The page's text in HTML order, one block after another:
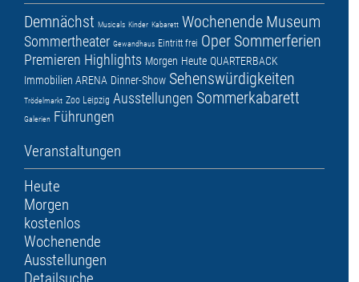
Demnächst Musicals Kinder Kabarett Wochenende Museum
Sommertheater Gewandhaus Eintritt frei Oper Sommerferien
Premieren Highlights Morgen Heute QUARTERBACK
Immobilien ARENA Dinner-Show Sehenswürdigkeiten
Trödelmarkt Zoo Leipzig Ausstellungen Sommerkabarett
Galerien Führungen
Veranstaltungen
Heute
Morgen
kostenlos
Wochenende
Ausstellungen